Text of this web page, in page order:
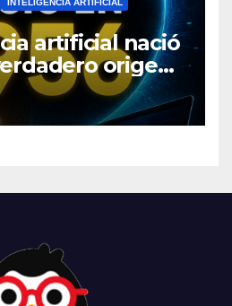
INTELIGENCIA ARTIFICIAL
artificial nació
origen
cambió el